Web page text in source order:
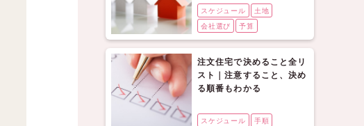
スケジュール
土地
会社選び
予算
注文住宅で決めること全リ
スト｜注意すること、決め
る順番もわかる
スケジュール 手順